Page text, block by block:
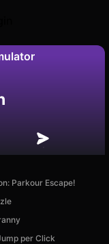
Parkour Escape!
per Click